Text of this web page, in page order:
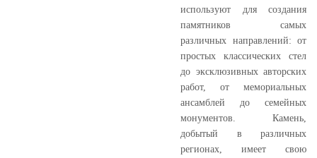
используют для создания
памятников самых
различных направлений: от
простых классических стел
до эксклюзивных авторских
работ, от мемориальных
ансамблей до семейных
монументов. Камень,
добытый в различных
регионах, имеет свою